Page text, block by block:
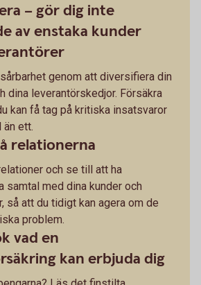
– gör dig inte
av enstaka kunder
genom att diversifiera din
dina leverantörskedjor. Försäkra
kan få tag på kritiska insatsvaror
än ett.
relationerna
och se till att ha
samtal med dina kunder och
så att du tidigt kan agera om de
problem.
vad en
kan erbjuda dig